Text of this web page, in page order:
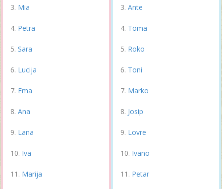
Mia
Petra
Sara
Lucija
Ema
Ana
Lana
Iva
Marija
Ante
Toma
Roko
Toni
Marko
Josip
Lovre
Ivano
Petar